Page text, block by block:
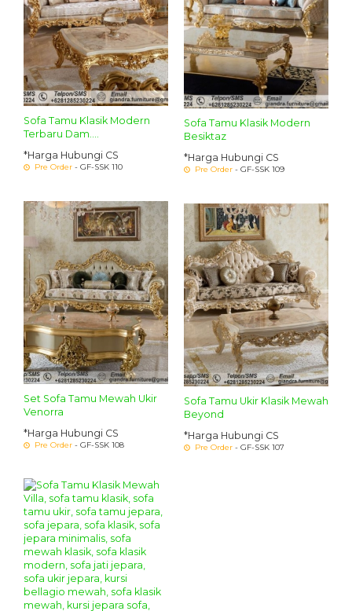
Sofa Tamu Klasik Modern
Terbaru Dam....
*Harga Hubungi CS
Pre Order - GF-SSK 110
Sofa Tamu Klasik Modern
Besiktaz
*Harga Hubungi CS
Pre Order - GF-SSK 109
Set Sofa Tamu Mewah Ukir
Venorra
*Harga Hubungi CS
Pre Order - GF-SSK 108
Sofa Tamu Ukir Klasik Mewah
Beyond
*Harga Hubungi CS
Pre Order - GF-SSK 107